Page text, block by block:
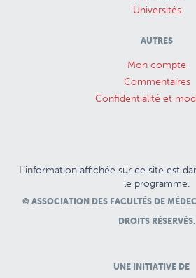
Universités
AUTRES
Mon compte
Commentaires
Confidentialité et
L’information affichée sur ce site est
le programme.
© ASSOCIATION DES FACULTÉS DE
DROITS RÉSERVÉS.
UNE INITIATIVE DE